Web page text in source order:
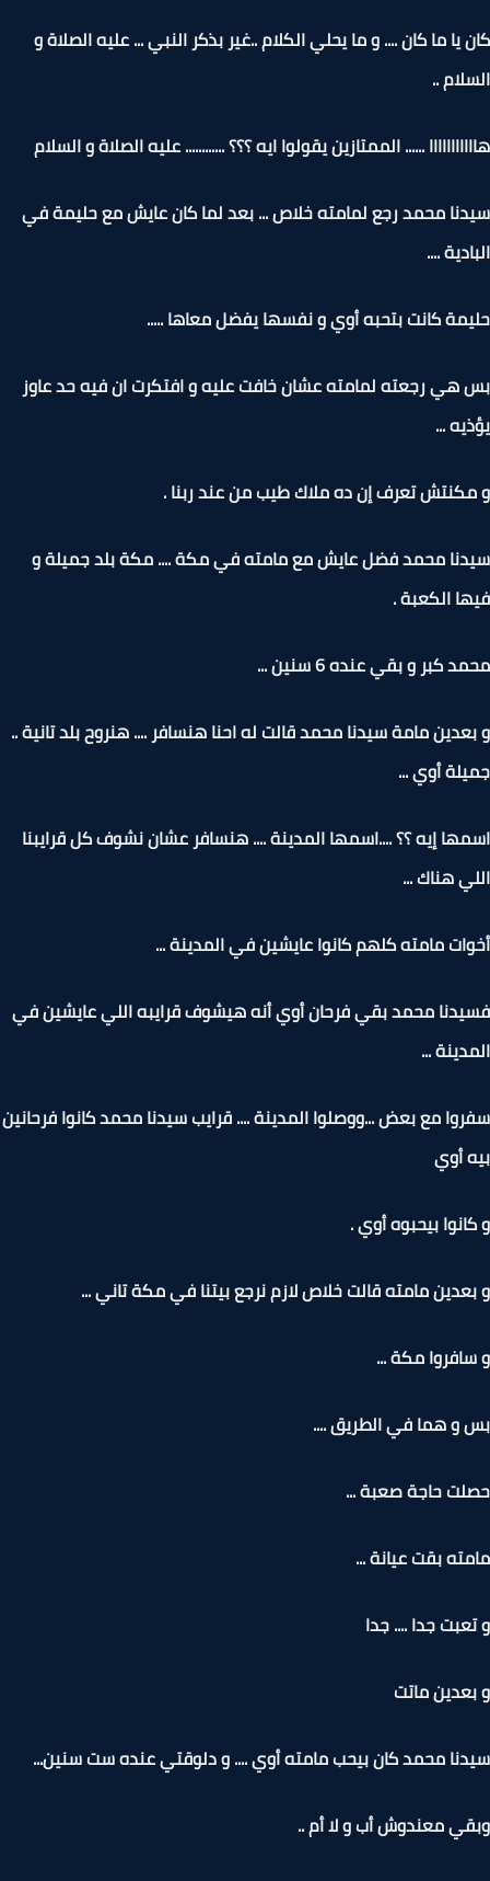
يا ما كان .... و ما يحلي الكلام ..غير بذكر النبي ... عليه الصلاة و
..
...... الممتازين يقولوا ايه ؟؟؟ ............ عليه الصلاة و السلام
محمد رجع لمامته خلاص ... بعد لما كان عايش مع حليمة في
....
كانت بتحبه أوي و نفسها يفضل معاها .....
رجعته لمامته عشان خافت عليه و افتكرت ان فيه حد عاوز
...
تعرف إن ده ملاك طيب من عند ربنا .
محمد فضل عايش مع مامته في مكة .... مكة بلد جميلة و
الكعبة .
كبر و بقي عنده 6 سنين ...
مامة سيدنا محمد قالت له احنا هنسافر .... هنروح بلد تانية ..
أوي ...
إيه ؟؟ ....اسمها المدينة .... هنسافر عشان نشوف كل قرايبنا
هناك ...
مامته كلهم كانوا عايشين في المدينة ...
محمد بقي فرحان أوي أنه هيشوف قرايبه اللي عايشين في
...
مع بعض ...ووصلوا المدينة .... قرايب سيدنا محمد كانوا فرحانين
أوي
بيحبوه أوي .
مامته قالت خلاص لازم نرجع بيتنا في مكة تاني ...
مكة ...
هما في الطريق ....
حاجة صعبة ...
بقت عيانة ...
جدا .... جدا
ماتت
محمد كان بيحب مامته أوي .... و دلوقتي عنده ست سنين...
معندوش أب و لا أم ..